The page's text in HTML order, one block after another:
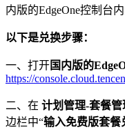
内版的EdgeOne控制台
以下是兑换步骤：
一、打开国内版的
https://
二、在 计划管理-套餐管
边栏中“输入免费版套餐